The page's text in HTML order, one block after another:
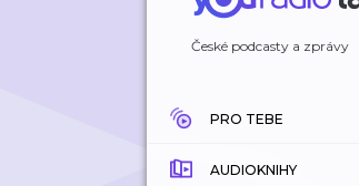
České podcasty a zprávy
PRO TEBE
AUDIOKNIHY